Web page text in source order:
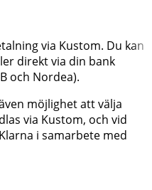
via Kustom. Du kan
direkt via din bank
och Nordea).
möjlighet att välja
via Kustom, och vid
i samarbete med